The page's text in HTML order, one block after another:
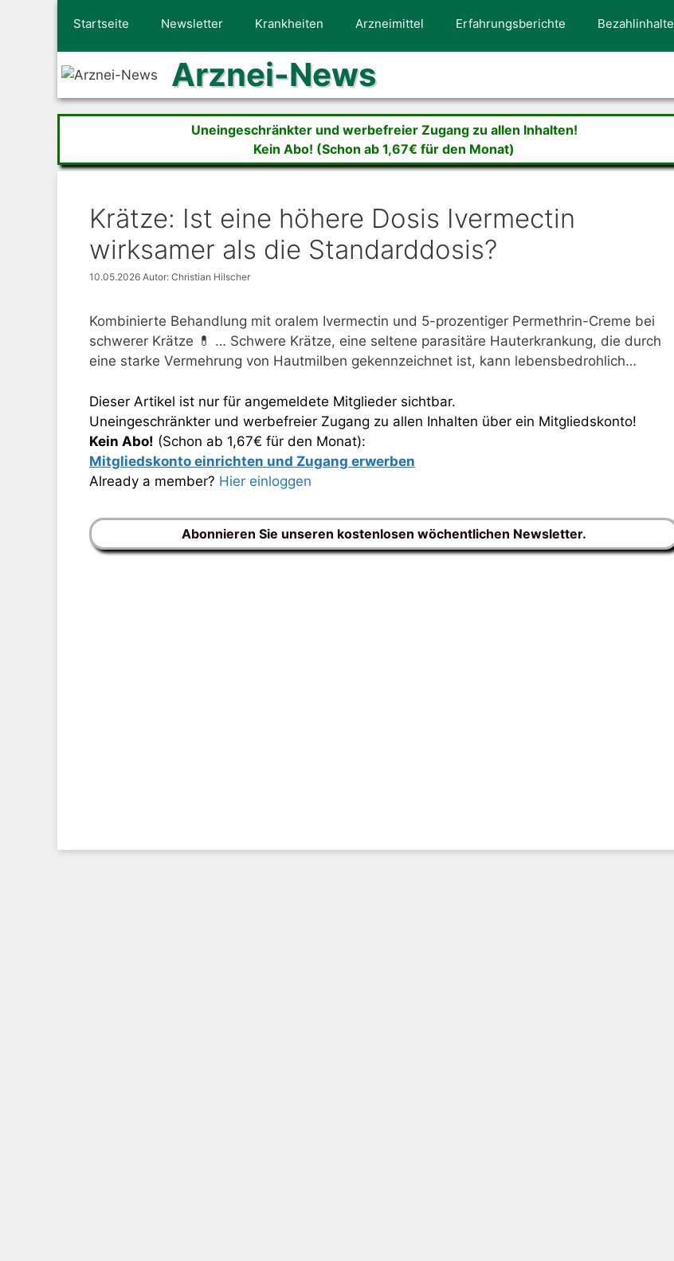
Startseite Newsletter Krankheiten Arzneimittel Erfahrungsberichte Bezahlinhalte
Arznei-News
Uneingeschränkter und werbefreier Zugang zu allen Inhalten!
Kein Abo! (Schon ab 1,67€ für den Monat)
Krätze: Ist eine höhere Dosis Ivermectin
wirksamer als die Standarddosis?
10.05.2026 Autor: Christian Hilscher
Kombinierte Behandlung mit oralem Ivermectin und 5-prozentiger Permethrin-Creme bei
schwerer Krätze 💊 … Schwere Krätze, eine seltene parasitäre Hauterkrankung, die durch
eine starke Vermehrung von Hautmilben gekennzeichnet ist, kann lebensbedrohlich…
Dieser Artikel ist nur für angemeldete Mitglieder sichtbar.
Uneingeschränkter und werbefreier Zugang zu allen Inhalten über ein Mitgliedskonto!
Kein Abo! (Schon ab 1,67€ für den Monat):
Mitgliedskonto einrichten und Zugang erwerben
Already a member? Hier einloggen
Abonnieren Sie unseren kostenlosen wöchentlichen Newsletter.